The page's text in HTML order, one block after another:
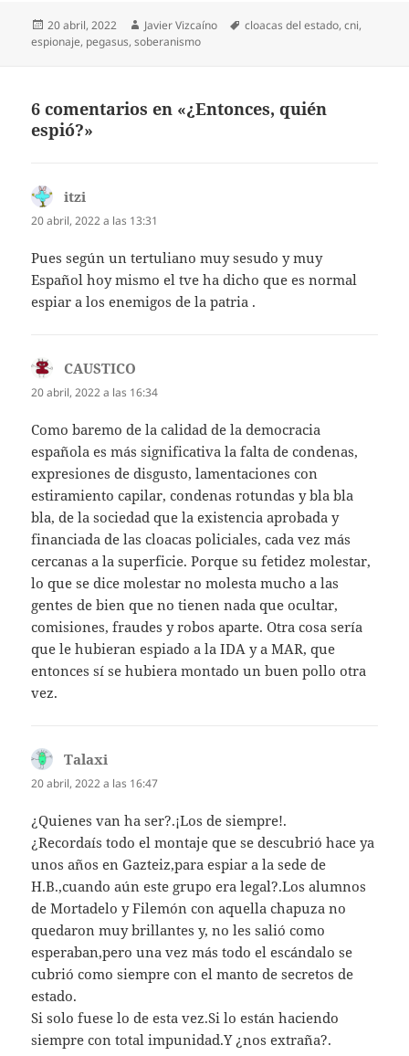
Publicado
el
20 abril, 2022 Autor
Javier Vizcaíno Etiquetas
cloacas del estado,cni,
espionaje, pegasus,soberanismo
6 comentarios en «¿Entonces, quién
espió?»
itzi
20 abril, 2022 a las 13:31
Pues según un tertuliano muy sesudo y muy
Español hoy mismo el tve ha dicho que es normal
espiar a los enemigos de la patria .
CAUSTICO
20 abril, 2022 a las 16:34
Como baremo de la calidad de la democracia
española es más significativa la falta de condenas,
expresiones de disgusto, lamentaciones con
estiramiento capilar, condenas rotundas y bla bla
bla, de la sociedad que la existencia aprobada y
financiada de las cloacas policiales, cada vez más
cercanas a la superficie. Porque su fetidez molestar,
lo que se dice molestar no molesta mucho a las
gentes de bien que no tienen nada que ocultar,
comisiones, fraudes y robos aparte. Otra cosa sería
que le hubieran espiado a la IDA y a MAR, que
entonces sí se hubiera montado un buen pollo otra
vez.
Talaxi
20 abril, 2022 a las 16:47
¿Quienes van ha ser?.¡Los de siempre!.
¿Recordaís todo el montaje que se descubrió hace ya
unos años en Gazteiz,para espiar a la sede de
H.B.,cuando aún este grupo era legal?.Los alumnos
de Mortadelo y Filemón con aquella chapuza no
quedaron muy brillantes y, no les salió como
esperaban,pero una vez más todo el escándalo se
cubrió como siempre con el manto de secretos de
estado.
Si solo fuese lo de esta vez.Si lo están haciendo
siempre con total impunidad.Y ¿nos extraña?.